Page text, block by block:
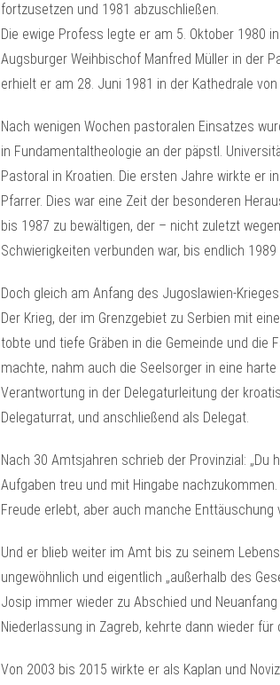
fortzusetzen und 1981 abzuschließen.
Die ewige Profess legte er am 5. Oktober 1980
Augsburger Weihbischof Manfred Müller in der
erhielt er am 28. Juni 1981 in der Kathedrale
Nach wenigen Wochen pastoralen Einsatzes
in Fundamentaltheologie an der päpstl.
Pastoral in Kroatien. Die ersten Jahre wirkte er
Pfarrer. Dies war eine Zeit der besonderen
bis 1987 zu bewältigen, der – nicht zuletzt
Schwierigkeiten verbunden war, bis endlich
Doch gleich am Anfang des Jugoslawien-
Der Krieg, der im Grenzgebiet zu Serbien mit
tobte und tiefe Gräben in die Gemeinde und die
machte, nahm auch die Seelsorger in eine
Verantwortung in der Delegaturleitung der
Delegaturrat, und anschließend als Delegat.
Nach 30 Amtsjahren schrieb der Provinzial:
Aufgaben treu und mit Hingabe
Freude erlebt, aber auch manche Enttäuschung
Und er blieb weiter im Amt bis zu seinem
ungewöhnlich und eigentlich „außerhalb des
Josip immer wieder zu Abschied und
Niederlassung in Zagreb, kehrte dann wieder
Von 2003 bis 2015 wirkte er als Kaplan und